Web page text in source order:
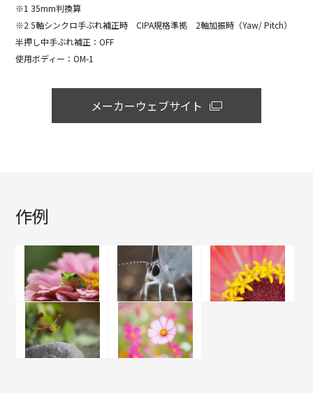
※1 35mm判換算
※2 5軸シンクロ手ぶれ補正時 CIPA規格準拠 2軸加振時（Yaw/ Pitch）
半押し中手ぶれ補正：OFF
使用ボディー：OM-1
メーカーウェブサイト
作例